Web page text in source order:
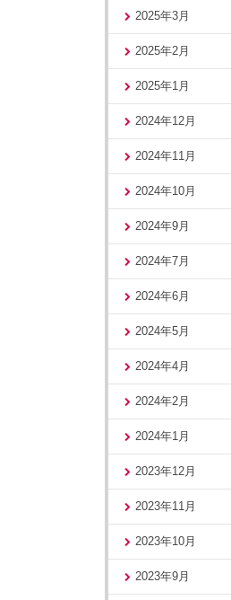
2025年3月
2025年2月
2025年1月
2024年12月
2024年11月
2024年10月
2024年9月
2024年7月
2024年6月
2024年5月
2024年4月
2024年2月
2024年1月
2023年12月
2023年11月
2023年10月
2023年9月